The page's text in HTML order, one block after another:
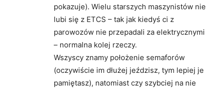
pokazuje). Wielu starszych maszynistów nie
lubi się z ETCS – tak jak kiedyś ci z
parowozów nie przepadali za elektrycznymi
– normalna kolej rzeczy.
Wszyscy znamy położenie semaforów
(oczywiście im dłużej jeździsz, tym lepiej je
pamiętasz), natomiast czy szybciej na nie